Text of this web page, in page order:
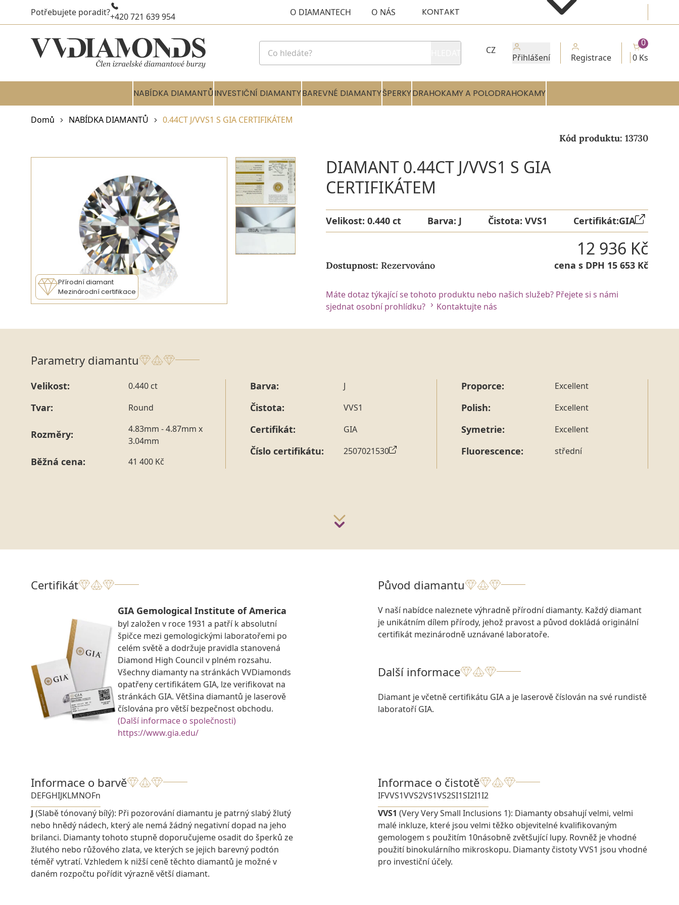
Potřebujete poradit?+420 721 639 954 O DIAMANTECH O NÁS KONTAKT
CZ
Přihlášení Registrace 0 Ks
0
NABÍDKA DIAMANTŮINVESTIČNÍ DIAMANTYBAREVNÉ DIAMANTYŠPERKYDRAHOKAMY A POLODRAHOKAMY
Domů NABÍDKA DIAMANTŮ 0.44CT J/VVS1 S GIA CERTIFIKÁTEM
Kód produktu: 13730
Přírodní diamant
Mezinárodní certifikace
DIAMANT 0.44CT J/VVS1 S GIA
CERTIFIKÁTEM
Velikost: 0.440 ct Barva: J Čistota: VVS1 Certifikát:GIA
Dostupnost: Rezervováno
12 936 Kč
cena s DPH 15 653 Kč
Máte dotaz týkající se tohoto produktu nebo našich služeb? Přejete si s námi
sjednat osobní prohlídku?
Kontaktujte nás
Parametry diamantu
Velikost: 0.440 ct
Tvar: Round
Rozměry:
4.83mm - 4.87mm x
3.04mm
Běžná cena: 41 400 Kč
Barva: J
Čistota: VVS1
Certifikát: GIA
Číslo certifikátu: 2507021530
Proporce: Excellent
Polish: Excellent
Symetrie: Excellent
Fluorescence: střední
Certifikát
GIA Gemological Institute of America
byl založen v roce 1931 a patří k absolutní
špičce mezi gemologickými laboratořemi po
celém světě a dodržuje pravidla stanovená
Diamond High Council v plném rozsahu.
Všechny diamanty na stránkách VVDiamonds
opatřeny certifikátem GIA, lze verifikovat na
stránkách GIA. Většina diamantů je laserově
číslována pro větší bezpečnost obchodu.
(Další informace o společnosti)
https://www.gia.edu/
Původ diamantu
V naší nabídce naleznete výhradně přírodní diamanty. Každý diamant
je unikátním dílem přírody, jehož pravost a původ dokládá originální
certifikát mezinárodně uznávané laboratoře.
Další informace
Diamant je včetně certifikátu GIA a je laserově číslován na své rundistě
laboratoří GIA.
Informace o barvě
DEFGHIJKLMNOFn
J (Slabě tónovaný bílý): Při pozorování diamantu je patrný slabý žlutý
nebo hnědý nádech, který ale nemá žádný negativní dopad na jeho
brilanci. Diamanty tohoto stupně doporučujeme osadit do šperků ze
žlutého nebo růžového zlata, ve kterých se jejich barevný podtón
téměř vytratí. Vzhledem k nižší ceně těchto diamantů je možné v
daném rozpočtu pořídit výrazně větší diamant.
Informace o čistotě
IFVVS1VVS2VS1VS2SI1SI2I1I2
VVS1 (Very Very Small Inclusions 1): Diamanty obsahují velmi, velmi
malé inkluze, které jsou velmi těžko objevitelné kvalifikovaným
gemologem s použitím 10násobně zvětšující lupy. Rovněž je vhodné
použití binokulárního mikroskopu. Diamanty čistoty VVS1 jsou vhodné
pro investiční účely.